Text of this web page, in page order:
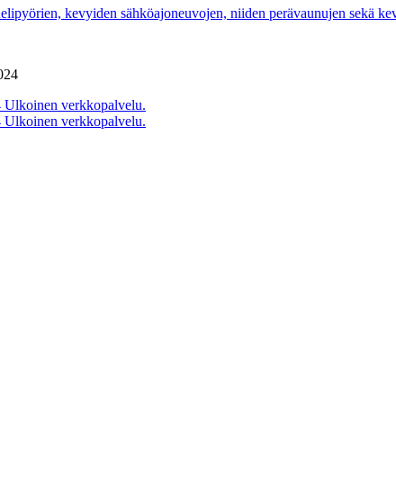
kevyiden sähköajoneuvojen, niiden perävaunujen sekä
Ulkoinen verkkopalvelu.
Ulkoinen verkkopalvelu.